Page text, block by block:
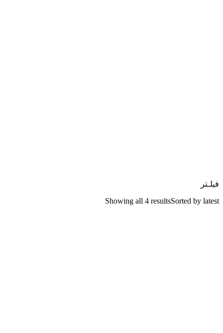
فیلـتر
Showing all 4 resultsSorted by latest